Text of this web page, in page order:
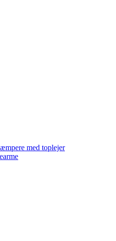
med toplejer